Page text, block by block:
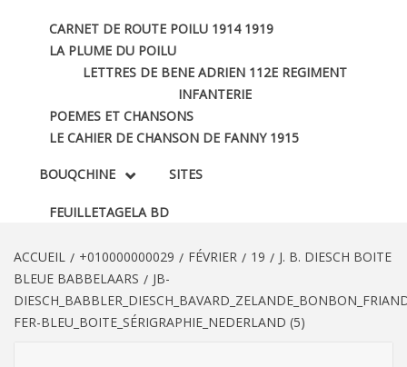
CARNET DE ROUTE POILU 1914 1919
LA PLUME DU POILU
LETTRES DE BENE ADRIEN 112E REGIMENT
INFANTERIE
POEMES ET CHANSONS
LE CAHIER DE CHANSON DE FANNY 1915
BOUQCHINE
FEUILLETAGELA BD
SITES
ACCUEIL +010000000029 FÉVRIER 19
J. B. DIESCH BOITE
BLEUE BABBELAARS
JB-
FER-BLEU_BOITE_SÉRIGRAPHIE_NEDERLAND (5)